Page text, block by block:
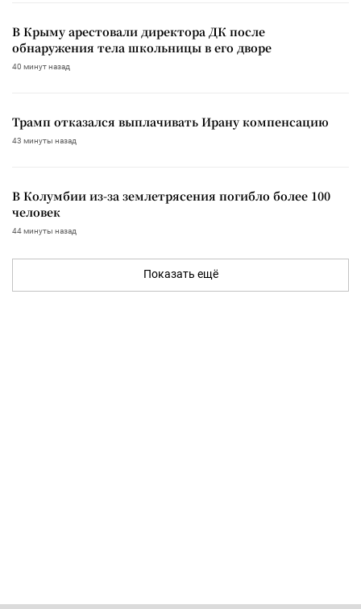
В Крыму арестовали директора ДК после
обнаружения тела школьницы в его дворе
40 минут назад
Трамп отказался выплачивать Ирану компенсацию
43 минуты назад
В Колумбии из-за землетрясения погибло более 100
человек
44 минуты назад
Показать ещё